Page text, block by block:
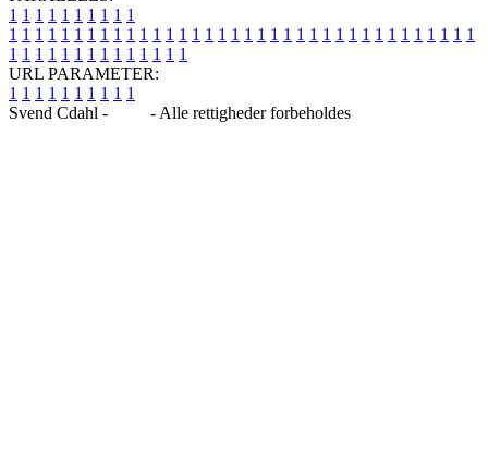
1 1 1 1 1 1 1 1 1 1
1 1 1 1 1 1 1 1 1 1 1 1 1 1 1 1 1 1 1 1 1 1 1 1 1 1 1 1 1 1 1 1 1 1 1 1
1 1 1 1 1 1 1 1 1 1 1 1 1 1
URL PARAMETER:
1 1 1 1 1 1 1 1 1 1
Svend Cdahl -
- Alle rettigheder forbeholdes